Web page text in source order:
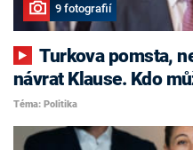
9 fotografií
Turkova pomsta, nekonfliktní Havlíček i
návrat Klause. Kdo
Téma: Politika